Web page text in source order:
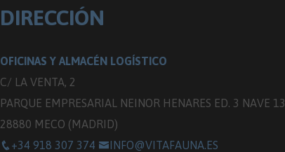
DIRECCIÓN
OFICINAS Y ALMACÉN LOGÍSTICO
C/ LA VENTA, 2
PARQUE EMPRESARIAL NEINOR HENARES ED. 3 NAVE 13
28880 MECO (MADRID)
+34 918 307 374
INFO@VITAFAUNA.ES